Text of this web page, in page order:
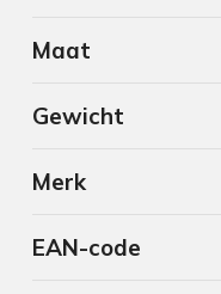
Maat
Gewicht
Merk
EAN-code